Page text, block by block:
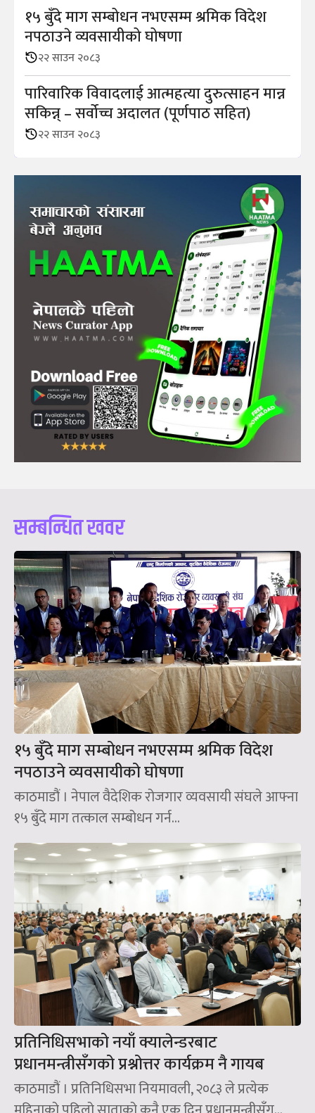
१५ बुँदे माग सम्बोधन नभएसम्म श्रमिक विदेश
नपठाउने व्यवसायीको घोषणा
२२ साउन २०८३
पारिवारिक विवादलाई आत्महत्या दुरुत्साहन मान्न
सकिन्न् – सर्वोच्च अदालत (पूर्णपाठ सहित)
२२ साउन २०८३
सम्बन्धित खवर
१५ बुँदे माग सम्बोधन नभएसम्म श्रमिक विदेश
नपठाउने व्यवसायीको घोषणा
काठमाडौं । नेपाल वैदेशिक रोजगार व्यवसायी संघले आफ्ना
१५ बुँदे माग तत्काल सम्बोधन गर्न...
प्रतिनिधिसभाको नयाँ क्यालेन्डरबाट
प्रधानमन्त्रीसँगको प्रश्नोत्तर कार्यक्रम नै गायब
काठमाडौं । प्रतिनिधिसभा नियमावली, २०८३ ले प्रत्येक